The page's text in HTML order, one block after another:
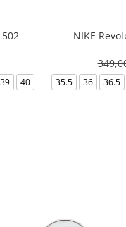
39
40
NIKE
35.5 36 36.5